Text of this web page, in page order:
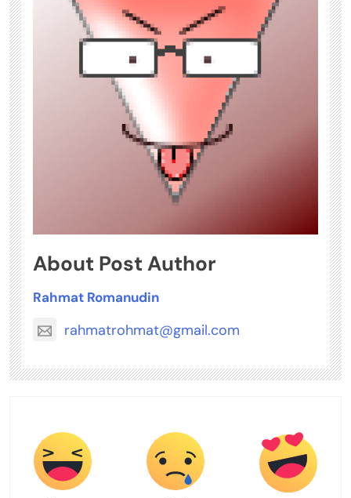
About Post Author
Rahmat Romanudin
rahmatrohmat@gmail.com